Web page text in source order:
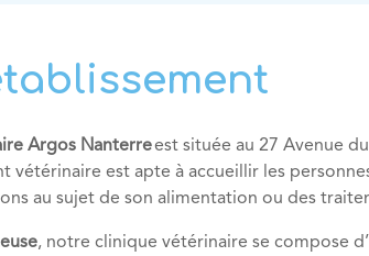
Argos Nanterreest située au 27 Avenue
vétérinaire est apte à accueillir les
au sujet de son alimentation ou des
, notre clinique vétérinaire se compose